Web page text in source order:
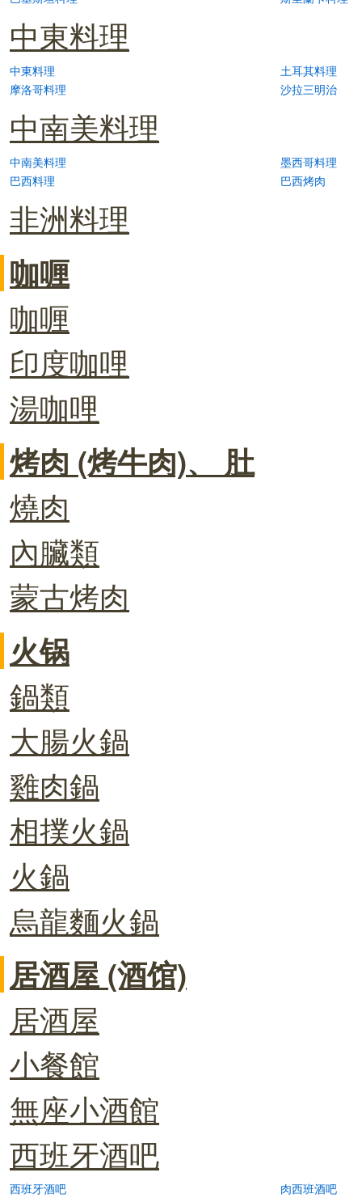
中東料理
中東料理
土耳其料理
摩洛哥料理
沙拉三明治
中南美料理
中南美料理
墨西哥料理
巴西料理
巴西烤肉
非洲料理
咖喱
咖喱
印度咖哩
湯咖哩
烤肉 (烤牛肉)、 肚
燒肉
內臟類
蒙古烤肉
火锅
鍋類
大腸火鍋
雞肉鍋
相撲火鍋
火鍋
烏龍麵火鍋
居酒屋 (酒馆)
居酒屋
小餐館
無座小酒館
西班牙酒吧
西班牙酒吧 肉西班酒吧